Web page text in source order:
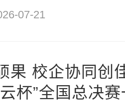
07-21
果 校企协同创
杯”全国总决